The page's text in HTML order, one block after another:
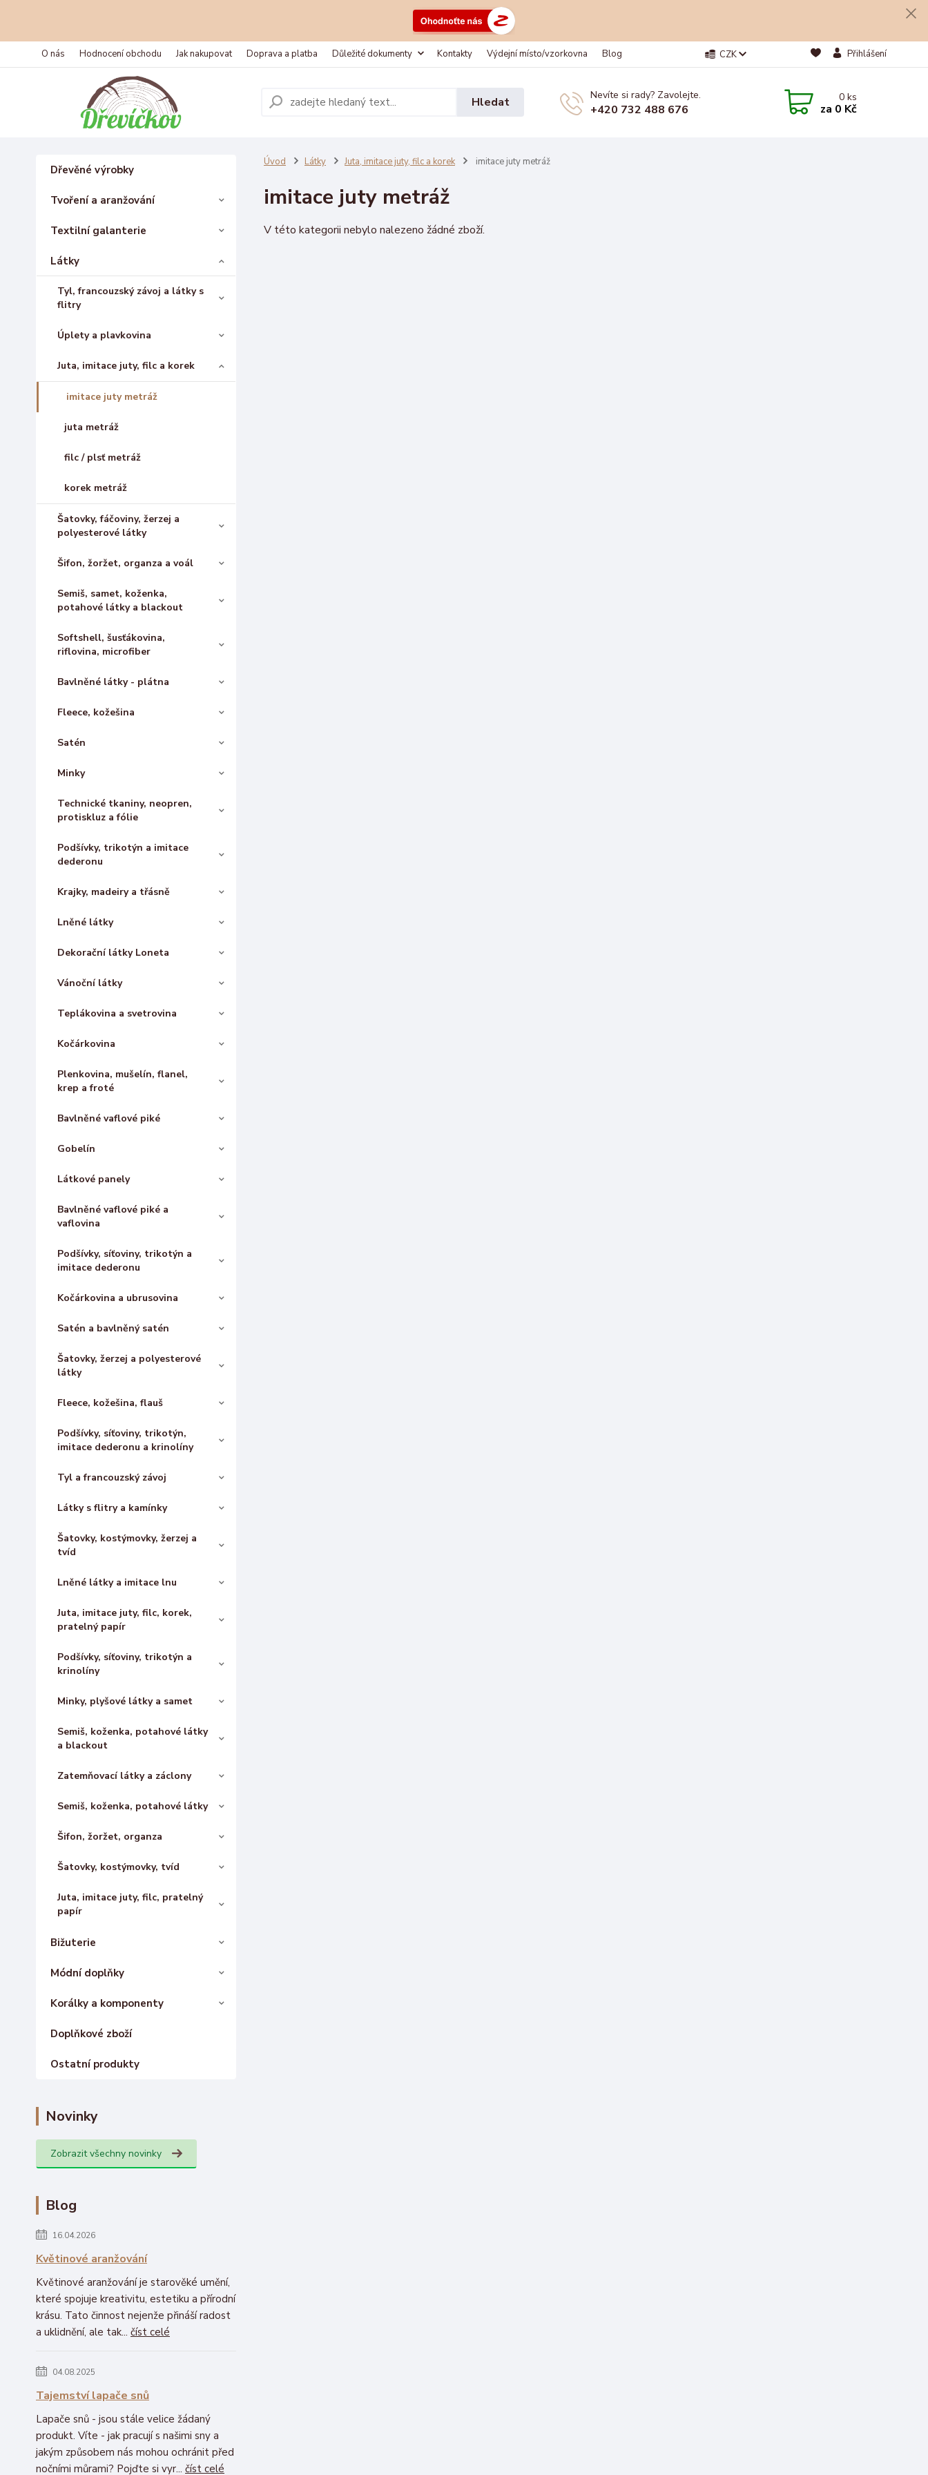
O nás Hodnocení obchodu Jak nakupovat Doprava a platba Důležité dokumenty Kontakty Výdejní místo/vzorkovna Blog CZK Přihlášení
Hledat Nevíte si rady? Zavolejte.
+420 732 488 676
0ks
za 0 Kč
Dřevěné výrobky
Tvoření a aranžování
Textilní galanterie
Látky
Tyl, francouzský závoj a látky s
flitry
Úplety a plavkovina
Juta, imitace juty, filc a korek
imitace juty metráž
juta metráž
filc / plsť metráž
korek metráž
Šatovky, fáčoviny, žerzej a
polyesterové látky
Šifon, žoržet, organza a voál
Semiš, samet, koženka,
potahové látky a blackout
Softshell, šusťákovina,
riflovina, microfiber
Bavlněné látky - plátna
Fleece, kožešina
Satén
Minky
Technické tkaniny, neopren,
protiskluz a fólie
Podšívky, trikotýn a imitace
dederonu
Krajky, madeiry a třásně
Lněné látky
Dekorační látky Loneta
Vánoční látky
Teplákovina a svetrovina
Kočárkovina
Plenkovina, mušelín, flanel,
krep a froté
Bavlněné vaflové piké
Gobelín
Látkové panely
Bavlněné vaflové piké a
vaflovina
Podšívky, síťoviny, trikotýn a
imitace dederonu
Kočárkovina a ubrusovina
Satén a bavlněný satén
Šatovky, žerzej a polyesterové
látky
Fleece, kožešina, flauš
Podšívky, síťoviny, trikotýn,
imitace dederonu a krinolíny
Tyl a francouzský závoj
Látky s flitry a kamínky
Šatovky, kostýmovky, žerzej a
tvíd
Lněné látky a imitace lnu
Juta, imitace juty, filc, korek,
pratelný papír
Podšívky, síťoviny, trikotýn a
krinolíny
Minky, plyšové látky a samet
Semiš, koženka, potahové látky
a blackout
Zatemňovací látky a záclony
Semiš, koženka, potahové látky
Šifon, žoržet, organza
Šatovky, kostýmovky, tvíd
Juta, imitace juty, filc, pratelný
papír
Bižuterie
Módní doplňky
Korálky a komponenty
Doplňkové zboží
Ostatní produkty
Novinky
Zobrazit všechny novinky
Blog
16.04.2026
Květinové aranžování
Květinové aranžování je starověké umění,
které spojuje kreativitu, estetiku a přírodní
krásu. Tato činnost nejenže přináší radost
a uklidnění, ale tak... číst celé
04.08.2025
Tajemství lapače snů
Lapače snů - jsou stále velice žádaný
produkt. Víte - jak pracují s našimi sny a
jakým způsobem nás mohou ochránit před
nočními můrami? Pojďte si vyr... číst celé
Úvod Látky Juta, imitace juty, filc a korek imitace juty metráž
imitace juty metráž
V této kategorii nebylo nalezeno žádné zboží.